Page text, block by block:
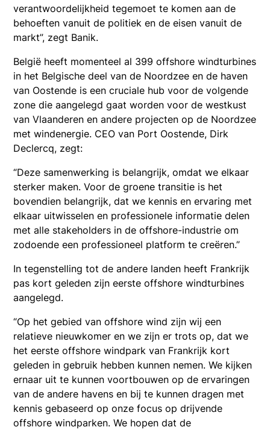
verantwoordelijkheid tegemoet te komen aan de
behoeften vanuit de politiek en de eisen vanuit de
markt”, zegt Banik.
België heeft momenteel al 399 offshore windturbines
in het Belgische deel van de Noordzee en de haven
van Oostende is een cruciale hub voor de volgende
zone die aangelegd gaat worden voor de westkust
van Vlaanderen en andere projecten op de Noordzee
met windenergie. CEO van Port Oostende, Dirk
Declercq, zegt:
“Deze samenwerking is belangrijk, omdat we elkaar
sterker maken. Voor de groene transitie is het
bovendien belangrijk, dat we kennis en ervaring met
elkaar uitwisselen en professionele informatie delen
met alle stakeholders in de offshore-industrie om
zodoende een professioneel platform te creëren.”
In tegenstelling tot de andere landen heeft Frankrijk
pas kort geleden zijn eerste offshore windturbines
aangelegd.
“Op het gebied van offshore wind zijn wij een
relatieve nieuwkomer en we zijn er trots op, dat we
het eerste offshore windpark van Frankrijk kort
geleden in gebruik hebben kunnen nemen. We kijken
ernaar uit te kunnen voortbouwen op de ervaringen
van de andere havens en bij te kunnen dragen met
kennis gebaseerd op onze focus op drijvende
offshore windparken. We hopen dat de